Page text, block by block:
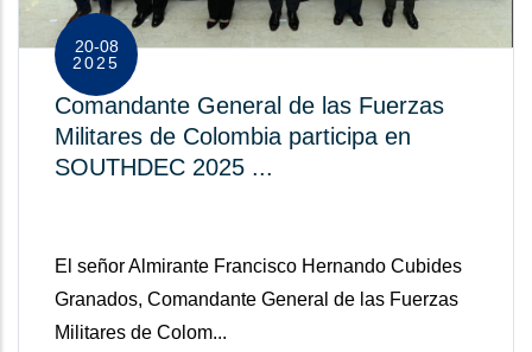
20-08
2025
Comandante General de las Fuerzas
Militares de Colombia participa en
SOUTHDEC 2025 ...
El señor Almirante Francisco Hernando Cubides
Granados, Comandante General de las Fuerzas
Militares de Colom...